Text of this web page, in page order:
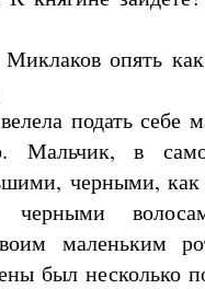
опять
подать себе
Мальчик, в
черными,
черными
маленьким
был несколько